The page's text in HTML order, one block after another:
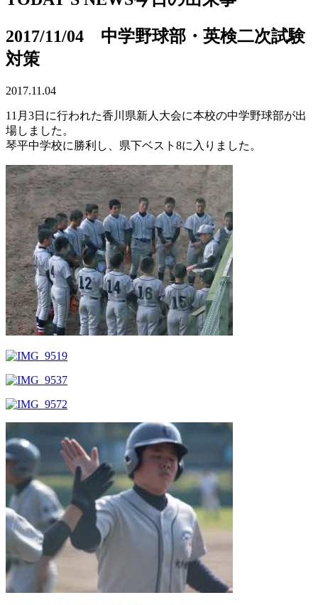
2017/11/04 中学野球部・英検二次試験
対策
2017.11.04
11月3日に行われた香川県新人大会に本校の中学野球部が出
場しました。
琴平中学校に勝利し、県下ベスト8に入りました。